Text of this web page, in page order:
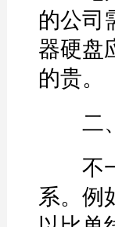
的公司
器硬盘
的贵。
二、
不一
系。例